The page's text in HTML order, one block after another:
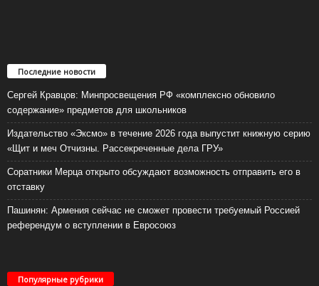
Последние новости
Сергей Кравцов: Минпросвещения РФ «комплексно обновило
содержание» предметов для школьников
Издательство «Эксмо» в течение 2026 года выпустит книжную серию
«Щит и меч Отчизны. Рассекреченные дела ГРУ»
Соратники Мерца открыто обсуждают возможность отправить его в
отставку
Пашинян: Армения сейчас не сможет провести требуемый Россией
референдум о вступлении в Евросоюз
Популярные рубрики